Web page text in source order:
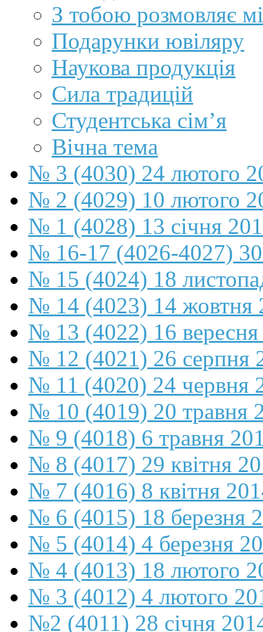
З тобою розмовляє
Подарунки ювіляру
Наукова продукція
Сила традицій
Студентська сім’я
Вічна тема
№ 3 (4030) 24 лютого
№ 2 (4029) 10 лютого
№ 1 (4028) 13 січня
№ 16-17 (4026-4027) 30
№ 15 (4024) 18
№ 14 (4023) 14 жовтня
№ 13 (4022) 16
№ 12 (4021) 26 серпня
№ 11 (4020) 24 червня
№ 10 (4019) 20 травня
№ 9 (4018) 6 травня
№ 8 (4017) 29 квітня
№ 7 (4016) 8 квітня
№ 6 (4015) 18 березня
№ 5 (4014) 4 березня
№ 4 (4013) 18 лютого
№ 3 (4012) 4 лютого
№2 (4011) 28 січня